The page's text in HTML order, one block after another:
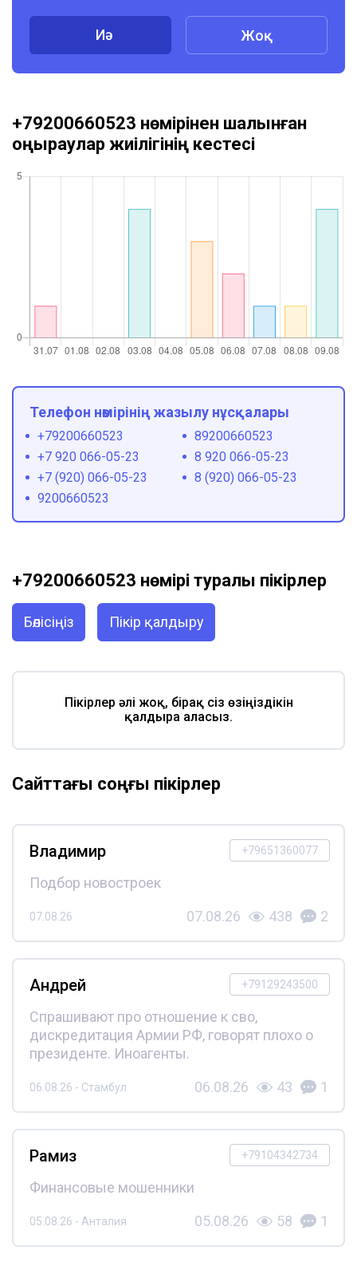
Иә Жоқ
+79200660523 нөмірінен шалынған
қоңыраулар жиілігінің кестесі
Телефон нөмірінің жазылу нұсқалары
+79200660523
89200660523
+7 920 066-05-23
8 920 066-05-23
+7 (920) 066-05-23
8 (920) 066-05-23
9200660523
+79200660523 нөмірі туралы пікірлер
Бөлісіңіз Пікір қалдыру
Пікірлер әлі жоқ, бірақ сіз өзіңіздікін
қалдыра аласыз.
Сайттағы соңғы пікірлер
+79651360077
Владимир
Подбор новостроек
07.08.26 07.08.26 438 2
+79129243500
Андрей
Спрашивают про отношение к сво,
дискредитация Армии РФ, говорят плохо о
президенте. Иноагенты.
06.08.26 - Стамбул 06.08.26 43 1
+79104342734
Рамиз
Финансовые мошенники
05.08.26 - Анталия 05.08.26 58 1